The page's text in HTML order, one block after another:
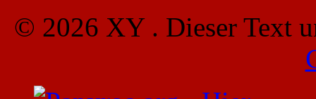
© 2026 XY . Dieser Text